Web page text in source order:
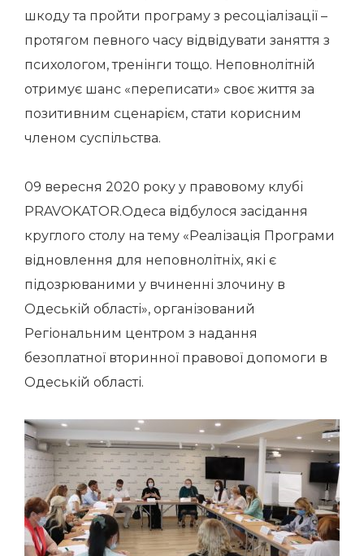
шкоду та пройти програму з ресоціалізації –
протягом певного часу відвідувати заняття з
психологом, тренінги тощо. Неповнолітній
отримує шанс «переписати» своє життя за
позитивним сценарієм, стати корисним
членом суспільства.
09 вересня 2020 року у правовому клубі
PRAVOKATOR.Одеса відбулося засідання
круглого столу на тему «Реалізація Програми
відновлення для неповнолітніх, які є
підозрюваними у вчиненні злочину в
Одеській області», організований
Регіональним центром з надання
безоплатної вторинної правової допомоги в
Одеській області.